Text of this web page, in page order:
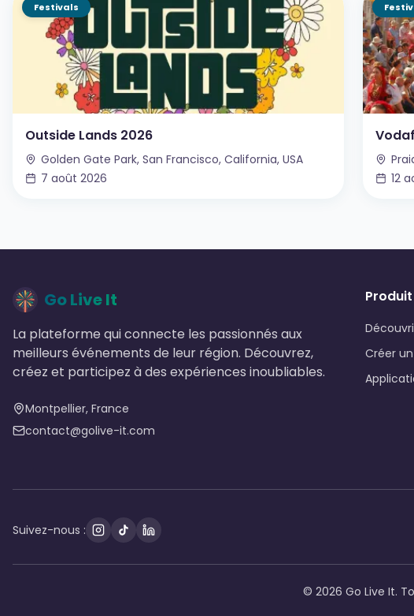
Festivals
Outside Lands 2026
Golden Gate Park, San Francisco, California, USA
7 août 2026
12
Go Live It
La plateforme qui connecte les passionnés aux
meilleurs événements de leur région. Découvrez,
créez et participez à des expériences inoubliables.
Montpellier, France
contact@golive-it.com
Produit
Créer
Suivez-nous :
© 2026 Go Live It.